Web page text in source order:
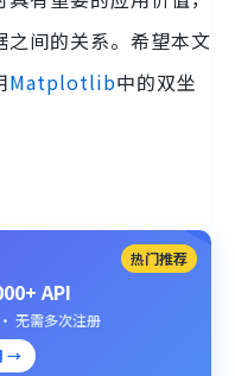
间的关系。希望本文
Matplotlib中的双坐
热门推荐
API
无需多次注册
→